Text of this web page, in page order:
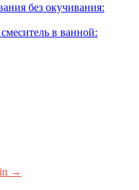
без окучивания:
в ванной:
→